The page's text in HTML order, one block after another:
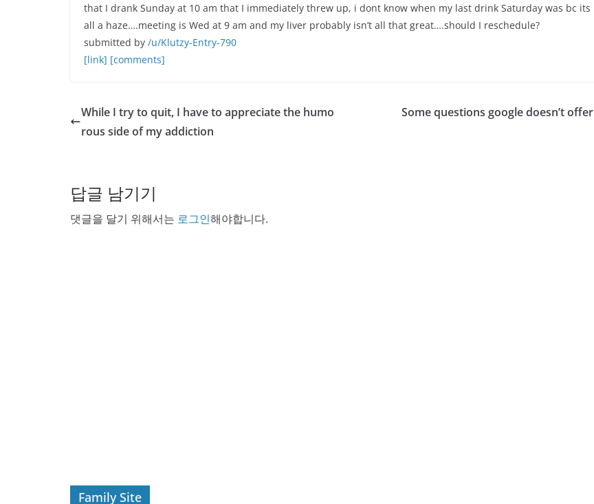
that I drank Sunday at 10 am that I immediately threw up, i dont know when my last drink Saturday was bc its
all a haze….meeting is Wed at 9 am and my liver probably isn’t all that great….should I reschedule?
submitted by /u/Klutzy-Entry-790
[link] [comments]
While I try to quit, I have to appreciate the humo
rous side of my addiction
Some questions google doesn’t offer
답글 남기기
댓글을 달기 위해서는 로그인해야합니다.
Family Site